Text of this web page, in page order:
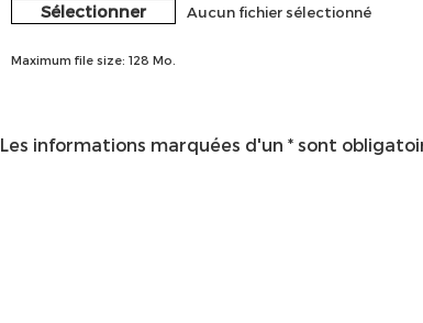
Sélectionner Aucun fichier sélectionné
Maximum file size: 128 Mo.
Les informations marquées d'un * sont